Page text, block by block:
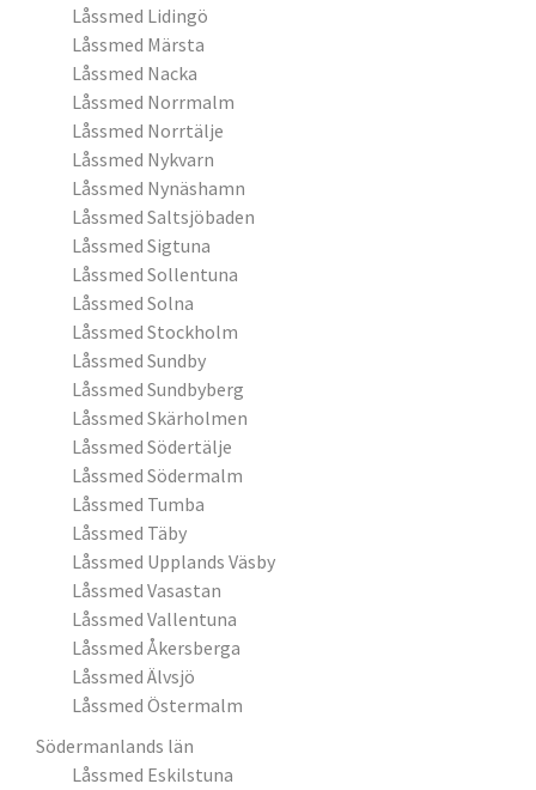
Låssmed Lidingö
Låssmed Märsta
Låssmed Nacka
Låssmed Norrmalm
Låssmed Norrtälje
Låssmed Nykvarn
Låssmed Nynäshamn
Låssmed Saltsjöbaden
Låssmed Sigtuna
Låssmed Sollentuna
Låssmed Solna
Låssmed Stockholm
Låssmed Sundby
Låssmed Sundbyberg
Låssmed Skärholmen
Låssmed Södertälje
Låssmed Södermalm
Låssmed Tumba
Låssmed Täby
Låssmed Upplands Väsby
Låssmed Vasastan
Låssmed Vallentuna
Låssmed Åkersberga
Låssmed Älvsjö
Låssmed Östermalm
Södermanlands län
Låssmed Eskilstuna